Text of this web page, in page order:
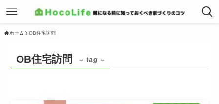
ホーム OB住宅訪問
OB住宅訪問 – tag –